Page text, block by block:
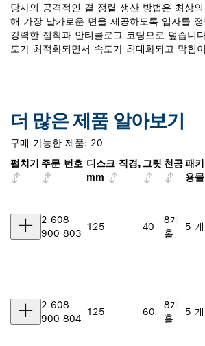
당사의 공격적인 결 정렬 생산 방법은 최상
해 가장 날카로운 면을 제공하도록 입자를
강력한 접착과 안티클로그 코팅으로 덮습니
도가 최적화되면서 속도가 최대화되고 막힘
더 많은 제품 알아보기
구매 가능한 제품: 20
펼치기 주문 번호 디스크 직경,
mm
그릿 천공패
용물
2 608
900 803
125 40
8개
홀
5 개
2 608
900 804
125 60
8개
홀
5 개